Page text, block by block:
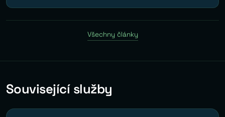
Všechny články
Související služby